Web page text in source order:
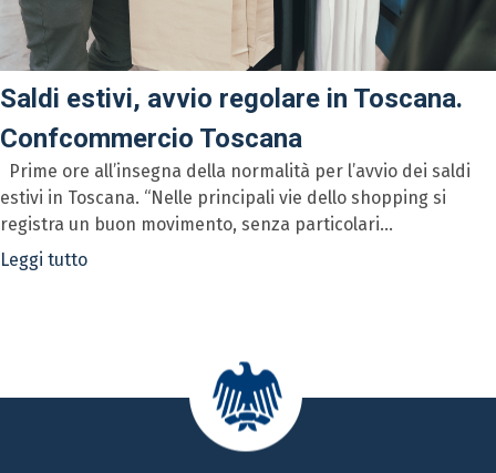
Saldi estivi, avvio regolare in Toscana.
Confcommercio Toscana
Prime ore all’insegna della normalità per l’avvio dei saldi
estivi in Toscana. “Nelle principali vie dello shopping si
registra un buon movimento, senza particolari...
Leggi tutto